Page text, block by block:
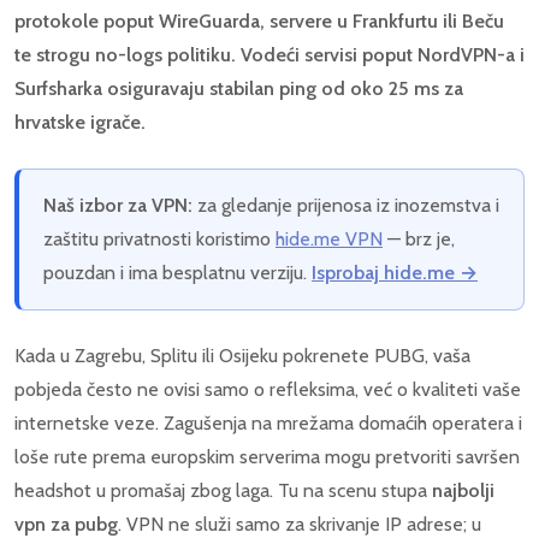
protokole poput WireGuarda, servere u Frankfurtu ili Beču
te strogu no-logs politiku. Vodeći servisi poput NordVPN-a i
Surfsharka osiguravaju stabilan ping od oko 25 ms za
hrvatske igrače.
Naš izbor za VPN: za gledanje prijenosa iz inozemstva i
zaštitu privatnosti koristimo hide.me VPN — brz je,
pouzdan i ima besplatnu verziju. Isprobaj hide.me →
Kada u Zagrebu, Splitu ili Osijeku pokrenete PUBG, vaša
pobjeda često ne ovisi samo o refleksima, već o kvaliteti vaše
internetske veze. Zagušenja na mrežama domaćih operatera i
loše rute prema europskim serverima mogu pretvoriti savršen
headshot u promašaj zbog laga. Tu na scenu stupa najbolji
vpn za pubg. VPN ne služi samo za skrivanje IP adrese; u